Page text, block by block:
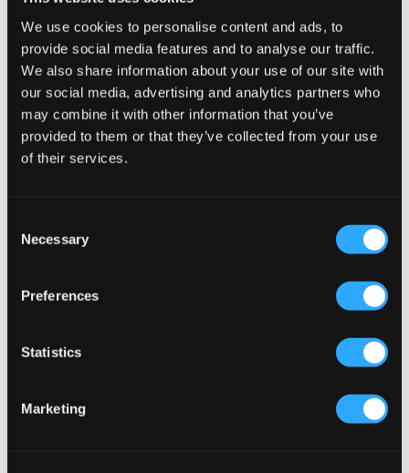
We use cookies to personalise content and ads, to
provide social media features and to analyse our traffic.
We also share information about your use of our site with
our social media, advertising and analytics partners who
may combine it with other information that you’ve
provided to them or that they’ve collected from your use
of their services.
Selection
Necessary
Preferences
Statistics
Marketing
LMTD
CARDIGAN NOOS
479 kr
Polo Ralph Lauren
1 795 kr